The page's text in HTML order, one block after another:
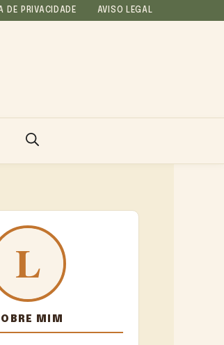
DE PRIVACIDADE AVISO LEGAL
MIM